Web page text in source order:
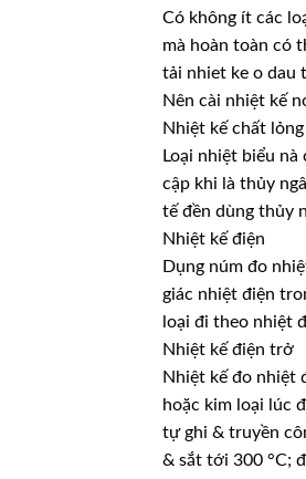
Có không ít các
mà hoàn toàn có
tải nhiet ke o dau
Nên cài nhiệt kế
Nhiệt kế chất lỏng
Loại nhiệt biểu
cập khi là thủy
tế đền dùng thủy
Nhiệt kế điện
Dụng núm đo
giác nhiệt điện
loại đi theo nhiệt
Nhiệt kế điện trở
Nhiệt kế đo nhiệt
hoặc kim loại lúc
tự ghi & truyền
& sắt tới 300 °C;